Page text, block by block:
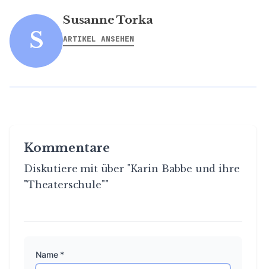
S
Susanne Torka
ARTIKEL ANSEHEN
Kommentare
Diskutiere mit über "Karin Babbe und ihre
"Theaterschule""
Name *